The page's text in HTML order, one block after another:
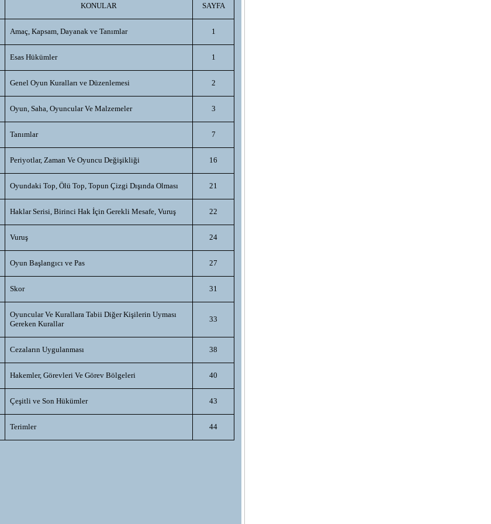
KONULAR SAYFA
Amaç, Kapsam, Dayanak ve Tanımlar 1
Esas Hükümler 1
Genel Oyun Kuralları ve Düzenlemesi 2
Oyun, Saha, Oyuncular Ve Malzemeler 3
Tanımlar 7
Periyotlar, Zaman Ve Oyuncu Değişikliği 16
Oyundaki Top, Ölü Top, Topun Çizgi Dışında Olması 21
Haklar Serisi, Birinci Hak İçin Gerekli Mesafe, Vuruş 22
Vuruş 24
Oyun Başlangıcı ve Pas 27
Skor 31
Oyuncular Ve Kurallara Tabii Diğer Kişilerin Uyması
Gereken Kurallar
33
Cezaların Uygulanması 38
Hakemler, Görevleri Ve Görev Bölgeleri 40
Çeşitli ve Son Hükümler 43
Terimler 44